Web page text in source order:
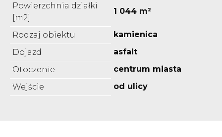
Powierzchnia działki
[m2]
1 044 m²
Rodzaj obiektu
kamienica
Dojazd
asfalt
Otoczenie
centrum miasta
Wejście
od ulicy